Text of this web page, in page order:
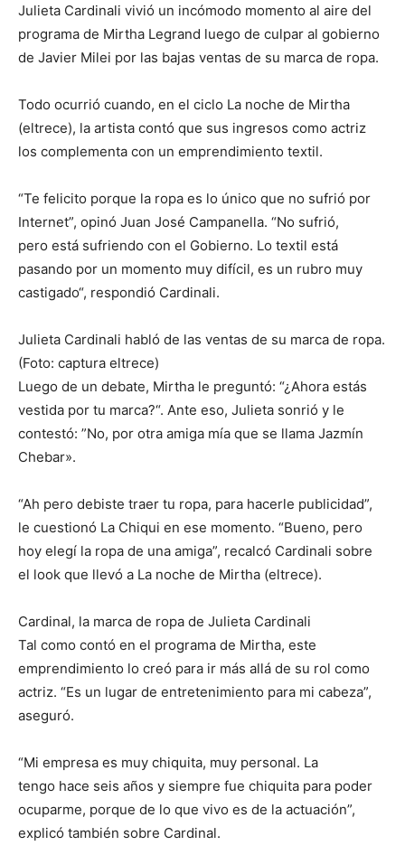
Julieta Cardinali vivió un incómodo momento al aire del
programa de Mirtha Legrand luego de culpar al gobierno
de Javier Milei por las bajas ventas de su marca de ropa.
Todo ocurrió cuando, en el ciclo La noche de Mirtha
(eltrece), la artista contó que sus ingresos como actriz
los complementa con un emprendimiento textil.
“Te felicito porque la ropa es lo único que no sufrió por
Internet”, opinó Juan José Campanella. “No sufrió,
pero está sufriendo con el Gobierno. Lo textil está
pasando por un momento muy difícil, es un rubro muy
castigado“, respondió Cardinali.
Julieta Cardinali habló de las ventas de su marca de ropa.
(Foto: captura eltrece)
Luego de un debate, Mirtha le preguntó: “¿Ahora estás
vestida por tu marca?“. Ante eso, Julieta sonrió y le
contestó: ”No, por otra amiga mía que se llama Jazmín
Chebar».
“Ah pero debiste traer tu ropa, para hacerle publicidad”,
le cuestionó La Chiqui en ese momento. “Bueno, pero
hoy elegí la ropa de una amiga”, recalcó Cardinali sobre
el look que llevó a La noche de Mirtha (eltrece).
Cardinal, la marca de ropa de Julieta Cardinali
Tal como contó en el programa de Mirtha, este
emprendimiento lo creó para ir más allá de su rol como
actriz. “Es un lugar de entretenimiento para mi cabeza”,
aseguró.
“Mi empresa es muy chiquita, muy personal. La
tengo hace seis años y siempre fue chiquita para poder
ocuparme, porque de lo que vivo es de la actuación”,
explicó también sobre Cardinal.